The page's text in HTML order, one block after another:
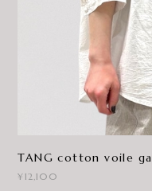
TANG cotton voile
¥12,100